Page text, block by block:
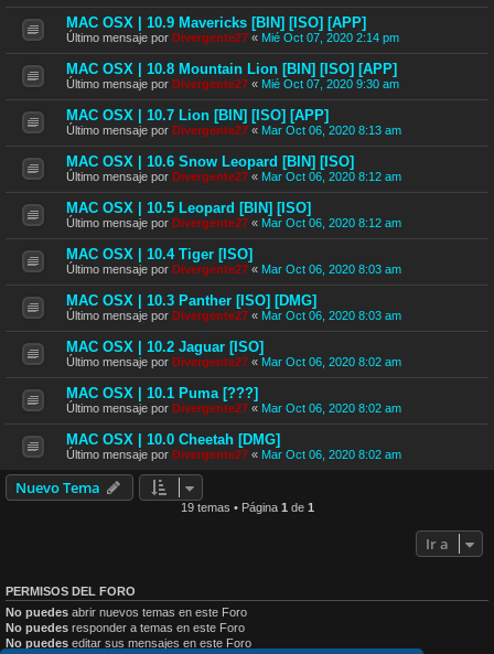
MAC OSX | 10.9 Mavericks [BIN] [ISO] [APP]
Último mensaje por Divergente27 « Mié Oct 07, 2020 2:14 pm
MAC OSX | 10.8 Mountain Lion [BIN] [ISO] [APP]
Último mensaje por Divergente27 « Mié Oct 07, 2020 9:30 am
MAC OSX | 10.7 Lion [BIN] [ISO] [APP]
Último mensaje por Divergente27 « Mar Oct 06, 2020 8:13 am
MAC OSX | 10.6 Snow Leopard [BIN] [ISO]
Último mensaje por Divergente27 « Mar Oct 06, 2020 8:12 am
MAC OSX | 10.5 Leopard [BIN] [ISO]
Último mensaje por Divergente27 « Mar Oct 06, 2020 8:12 am
MAC OSX | 10.4 Tiger [ISO]
Último mensaje por Divergente27 « Mar Oct 06, 2020 8:03 am
MAC OSX | 10.3 Panther [ISO] [DMG]
Último mensaje por Divergente27 « Mar Oct 06, 2020 8:03 am
MAC OSX | 10.2 Jaguar [ISO]
Último mensaje por Divergente27 « Mar Oct 06, 2020 8:02 am
MAC OSX | 10.1 Puma [???]
Último mensaje por Divergente27 « Mar Oct 06, 2020 8:02 am
MAC OSX | 10.0 Cheetah [DMG]
Último mensaje por Divergente27 « Mar Oct 06, 2020 8:02 am
Nuevo Tema
19 temas • Página 1 de 1
Ir a
PERMISOS DEL FORO
No puedes abrir nuevos temas en este Foro
No puedes responder a temas en este Foro
No puedes editar sus mensajes en este Foro